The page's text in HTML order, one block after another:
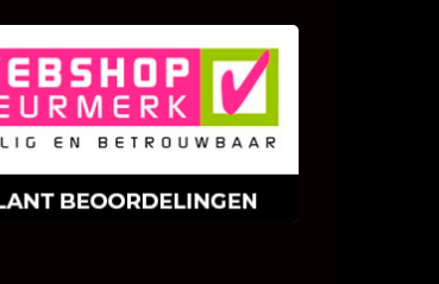
BEOORDELINGEN
zijn er zeer op gesteld om te
wat u als klant van ons en
onze diensten vindt.